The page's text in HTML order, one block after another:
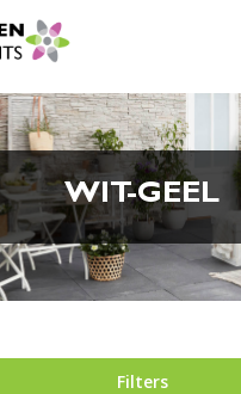
WIT-GEEL
Filters